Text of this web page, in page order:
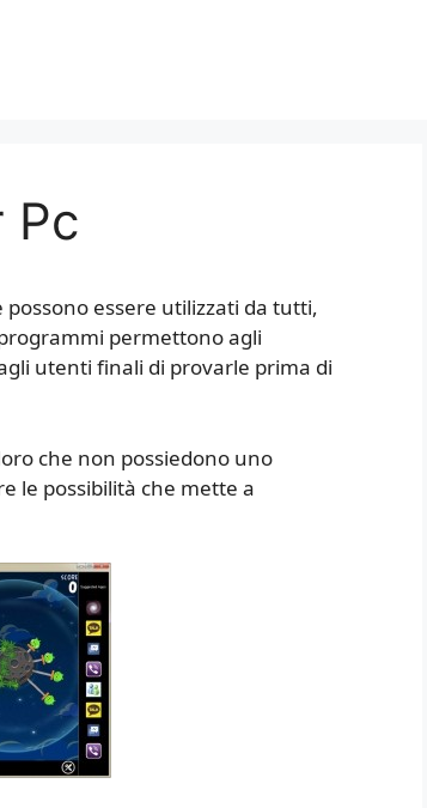
Pc
essere utilizzati da tutti,
permettono agli
utenti finali di provarle prima di
che non possiedono uno
le possibilità che mette a